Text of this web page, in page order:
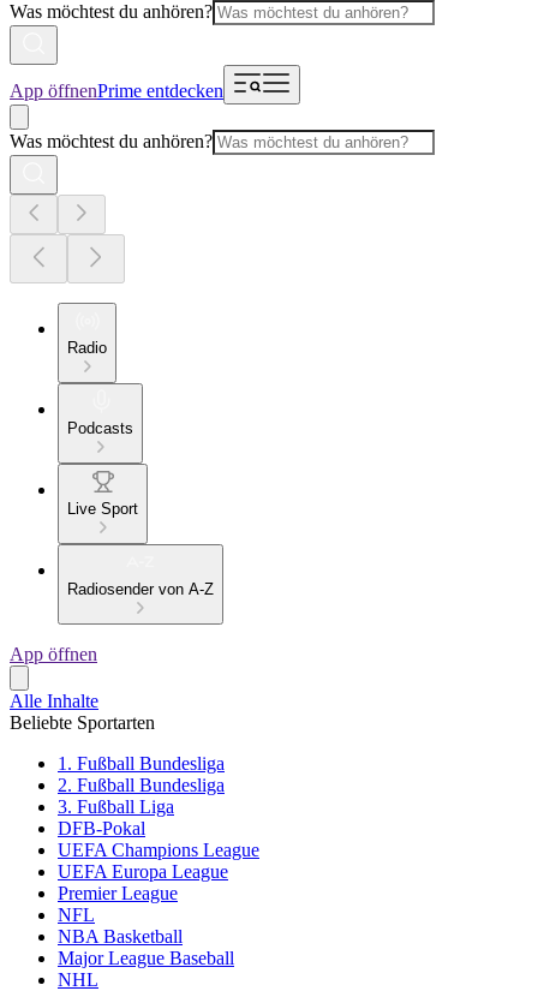
Was möchtest du anhören?
App öffnenPrime entdecken
Was möchtest du anhören?
Radio
Podcasts
Live Sport
Radiosender von A-Z
App öffnen
Alle Inhalte
Beliebte Sportarten
1. Fußball Bundesliga
2. Fußball Bundesliga
3. Fußball Liga
DFB-Pokal
UEFA Champions League
UEFA Europa League
Premier League
NFL
NBA Basketball
Major League Baseball
NHL